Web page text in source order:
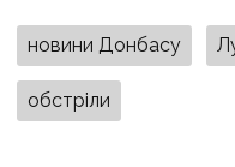
новини Донбасу
обстріли